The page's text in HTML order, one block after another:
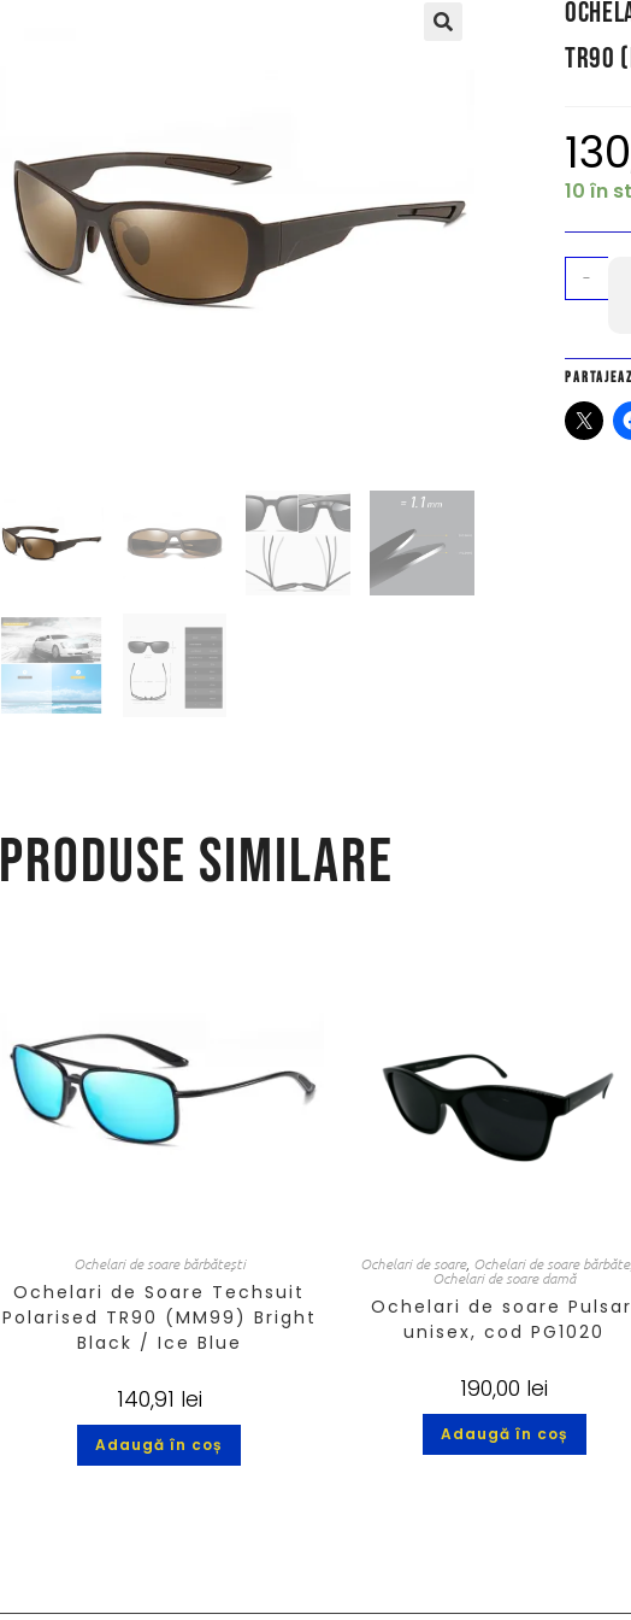
TR90
10 în
-
Produse similare
Ochelari de soare bărbătești
Ochelari de Soare Techsuit
Polarised TR90 (MM99) Bright
Black / Ice Blue
140,91 lei
Adaugă în coș
Ochelari de soare, Ochelari de soare
Ochelari de soare damă
Ochelari de soare
unisex, cod PG1020
190,00 lei
Adaugă în coș